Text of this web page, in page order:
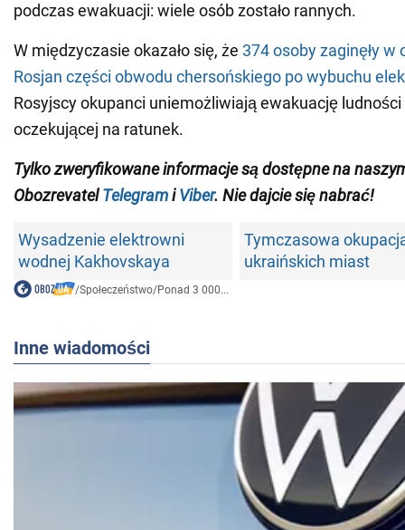
podczas ewakuacji: wiele osób zostało rannych.
W międzyczasie okazało się, że 374 osoby zaginęły
Rosjan części obwodu chersońskiego po wybuchu
Rosyjscy okupanci uniemożliwiają ewakuację
oczekującej na ratunek.
Tylko zweryfikowane informacje są dostępne na
ObozrevatelTelegramiViber. Nie dajcie się nabrać!
Wysadzenie elektrowni
wodnej Kakhovskaya
Tymczasowa
ukraińskich miast
/Społeczeństwo/Ponad 3 000...
Inne wiadomości